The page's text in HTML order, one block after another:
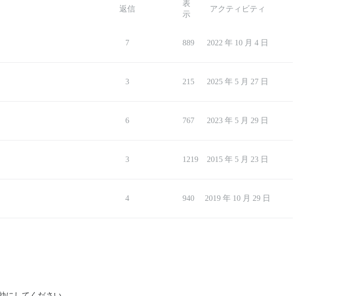
返信
表
示
アクティビティ
7 889 2022 年 10 月 4 日
3 215 2025 年 5 月 27 日
6 767 2023 年 5 月 29 日
3 1219 2015 年 5 月 23 日
4 940 2019 年 10 月 29 日